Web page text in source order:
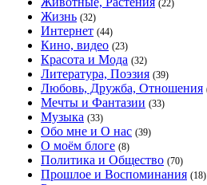
(22)
Жизнь (32)
Интернет (44)
Кино, видео (23)
Красота и Мода (32)
Литература, Поэзия (39)
Любовь, Дружба, Отношения
Мечты и Фантазии (33)
Музыка (33)
Обо мне и О нас (39)
О моём блоге (8)
Политика и Общество (70)
Прошлое и Воспоминания (18)